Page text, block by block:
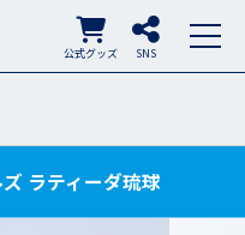
SNS
公式グッズ
ラティーダ琉球